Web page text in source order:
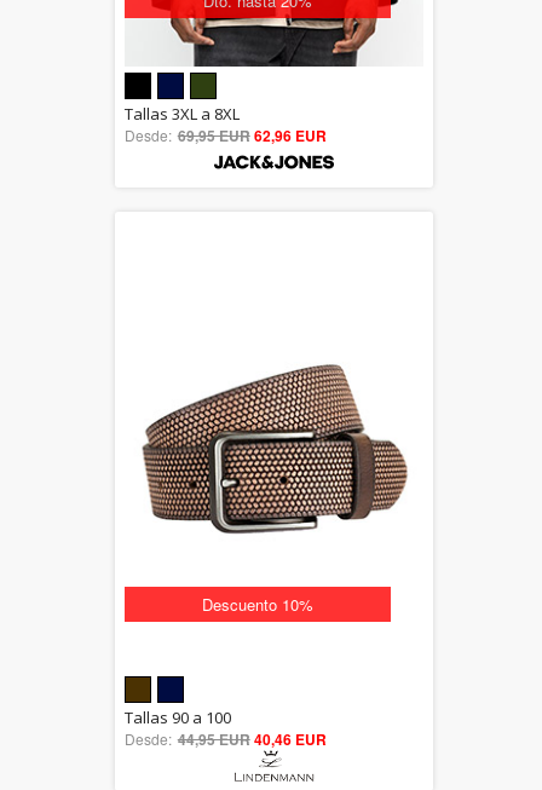
5.00
out of 5
Tallas 3XL a 8XL
Desde: 69,95 EUR62,96 EUR
Descuento 10%
5.00
out of 5
Tallas 90 a 100
Desde: 44,95 EUR40,46 EUR